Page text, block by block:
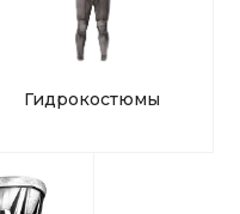
Гидрокостюмы